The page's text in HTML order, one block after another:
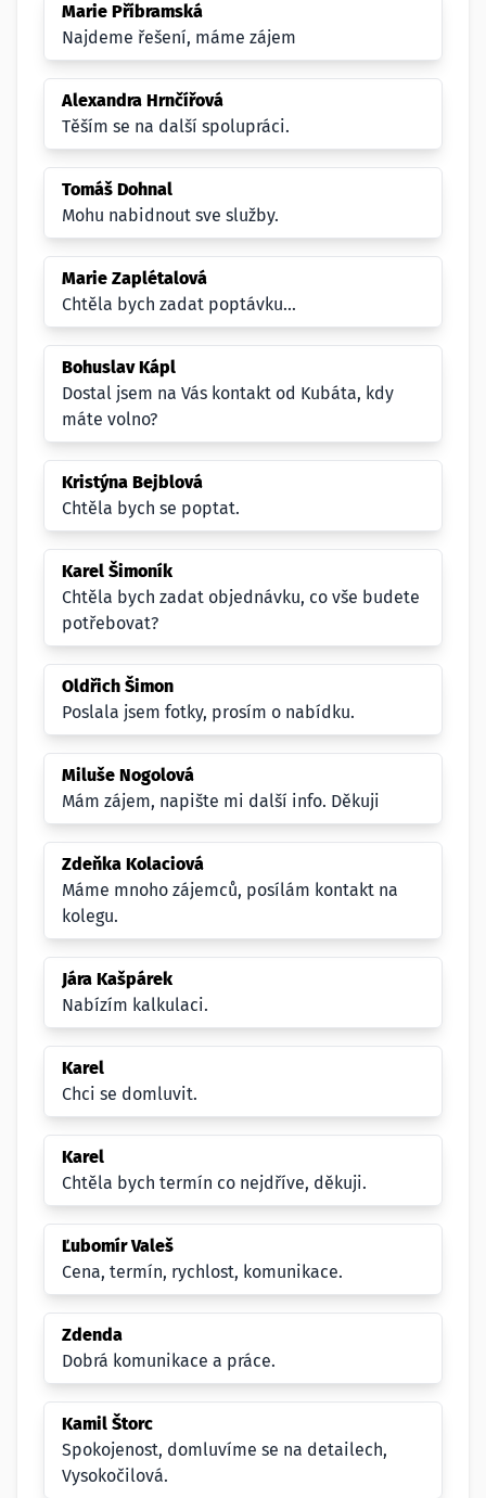
Marie Příbramská
Najdeme řešení, máme zájem
Alexandra Hrnčířová
Těším se na další spolupráci.
Tomáš Dohnal
Mohu nabidnout sve služby.
Marie Zaplétalová
Chtěla bych zadat poptávku...
Bohuslav Kápl
Dostal jsem na Vás kontakt od Kubáta, kdy
máte volno?
Kristýna Bejblová
Chtěla bych se poptat.
Karel Šimoník
Chtěla bych zadat objednávku, co vše budete
potřebovat?
Oldřich Šimon
Poslala jsem fotky, prosím o nabídku.
Miluše Nogolová
Mám zájem, napište mi další info. Děkuji
Zdeňka Kolaciová
Máme mnoho zájemců, posílám kontakt na
kolegu.
Jára Kašpárek
Nabízím kalkulaci.
Karel
Chci se domluvit.
Karel
Chtěla bych termín co nejdříve, děkuji.
Ľubomír Valeš
Cena, termín, rychlost, komunikace.
Zdenda
Dobrá komunikace a práce.
Kamil Štorc
Spokojenost, domluvíme se na detailech,
Vysokočilová.